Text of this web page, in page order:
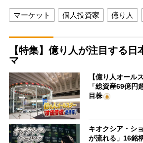
マーケット 個人投資家 億り人
【特集】億り人が注目する日
マ
【億り人オール
「総資産69億円
目株
キオクシア・シ
が流れる」16銘